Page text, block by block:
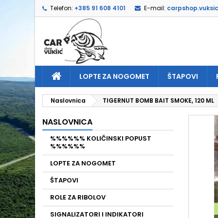
Telefon: +385 91 608 4101 E-mail:
LOPTE ZA NOGOMET ŠTAPOVI
Naslovnica TIGERNUT BOMB BAIT SMOKE, 120 ML
NASLOVNICA
%%%%%% KOLIČINSKI POPUST
%%%%%%
LOPTE ZA NOGOMET
ŠTAPOVI
ROLE ZA RIBOLOV
SIGNALIZATORI I INDIKATORI